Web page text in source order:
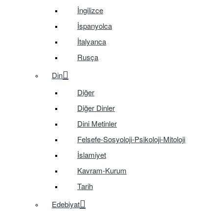
İngilizce
İspanyolca
İtalyanca
Rusça
Din
Diğer
Diğer Dinler
Dini Metinler
Felsefe-Sosyoloji-Psikoloji-Mitoloji
İslamiyet
Kavram-Kurum
Tarih
Edebiyat